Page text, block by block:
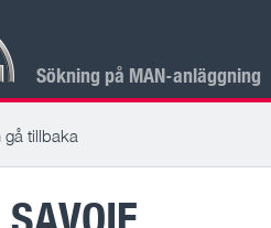
Sökning på MAN-anläggning
gå tillbaka